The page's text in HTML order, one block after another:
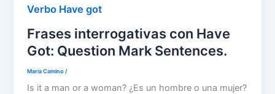
Verbo Have got
Frases interrogativas con Have
Got: Question Mark Sentences.
Maria Camino/
Is it a man or a woman? ¿Es un hombre o una mujer?